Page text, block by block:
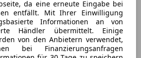
da eine erneute Eingabe bei
entfällt. Mit Ihrer Einwilligung
Informationen an von
Händler übermittelt. Einige
von den Anbietern verwendet,
bei Finanzierungsanfragen